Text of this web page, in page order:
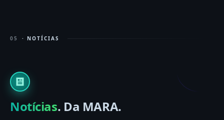
05 · NOTÍCIAS
Notícias. Da MARA.